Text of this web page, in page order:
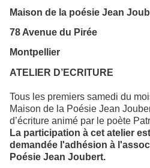
Maison de la poésie Jean
78 Avenue du Pirée
Montpellier
ATELIER D’ECRITURE
Tous les premiers samedi du
Maison de la Poésie Jean
d’écriture animé par le poète
La participation à cet atelier
demandée l'adhésion à
Poésie Jean Joubert.